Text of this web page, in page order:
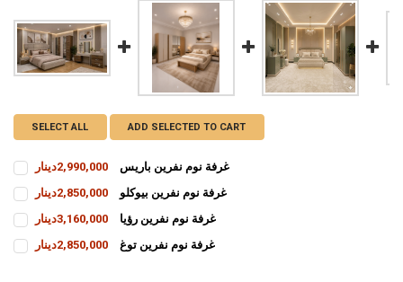
SELECT ALL ADD SELECTED TO CART
غرفة نوم نفرين باريس
2,990,000دينار
CURRENT
STOCK:
QUANTITY:
غرفة نوم نفرين بيوكلو
2,850,000دينار
CURRENT
STOCK:
QUANTITY:
غرفة نوم نفرين رؤيا
3,160,000دينار
CURRENT
STOCK:
QUANTITY:
غرفة نوم نفرين توغ
2,850,000دينار